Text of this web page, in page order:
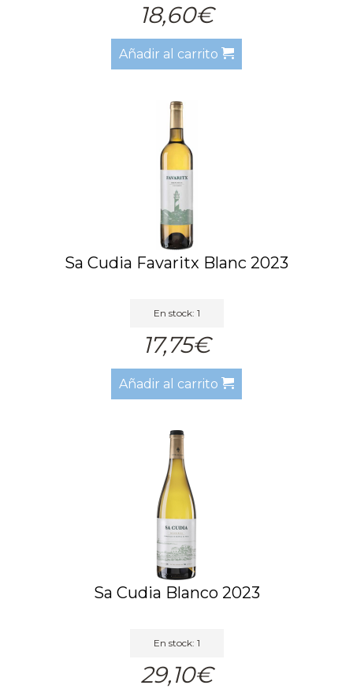
18,60€
Añadir al carrito
Sa Cudia Favaritx Blanc 2023
En stock: 1
17,75€
Añadir al carrito
Sa Cudia Blanco 2023
En stock: 1
29,10€